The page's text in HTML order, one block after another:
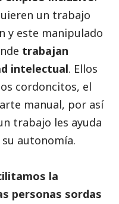
un trabajo
y este manipulado
trabajan
intelectual. Ellos
cordoncitos, el
manual, por así
trabajo les ayuda
autonomía.
la
personas sordas